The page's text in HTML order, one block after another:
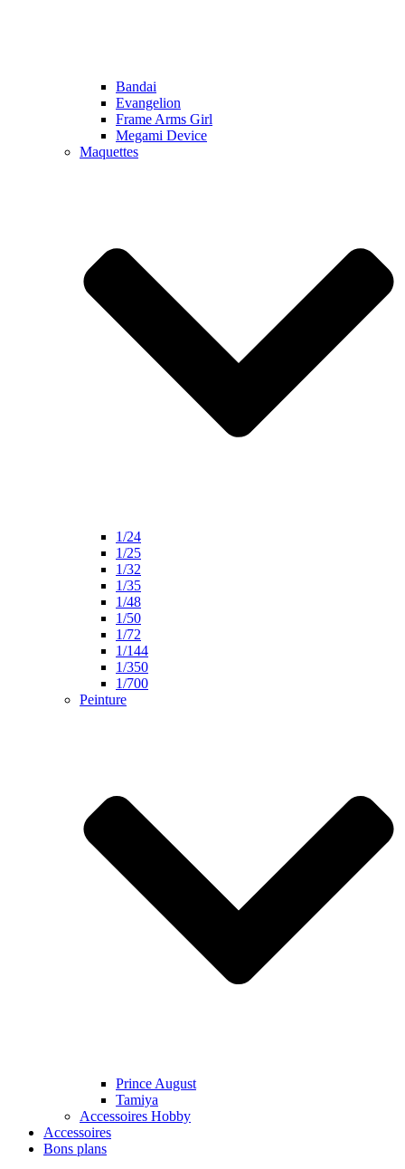
Bandai
Evangelion
Frame Arms Girl
Megami Device
Maquettes
1/24
1/25
1/32
1/35
1/48
1/50
1/72
1/144
1/350
1/700
Peinture
Prince August
Tamiya
Accessoires Hobby
Accessoires
Bons plans